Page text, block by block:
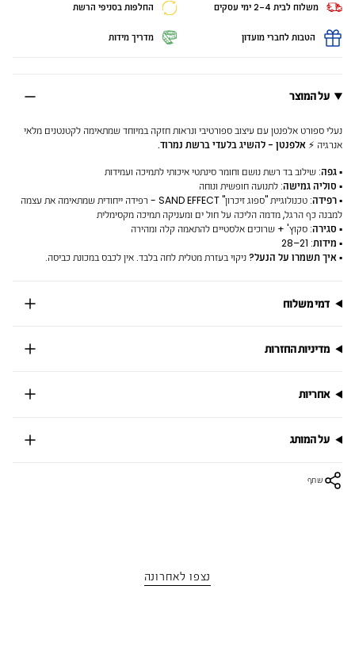
משלוח לבית 2-4 ימי עסקים החלפות בסניפי הרשת
הטבות לחברי מועדון מדריך מידות
על המוצר
נעלי ספורט אלפנטן עם עיצוב ספורטיבי ונראות חזקה במיוחד שמתאימה לקטנטנים מלאי
אנרגיה ⚡ אלפנטן - להשיג בלעדי ברשת נמרוד.
▪גפה: שילוב בד רשת נושם וחומר סינתטי איכותי לתמיכה ועמידות
▪ סוליה גמישה: לתנועה חופשית ונוחה
▪רפידה
: טכנולוגיית "ספוג זיכרון" SAND EFFECT - רפידה ייחודית שמתאימה את עצמה
למבנה כף הרגל, מדמה הליכה על חול ים ומעניקה תמיכה מקסימלית
▪ סגירה: סקוץ' + שרוכים אלסטיים להתאמה קלה ומהירה
▪ מידות: 21–28
▪איך תשמרו על הנעל?ניקוי בעזרת מטלית לחה בלבד. אין לכבס במכונת כביסה.
דמי משלוח
מדיניות החזרות
אחריות
על המותג
שתף
נצפו לאחרונה